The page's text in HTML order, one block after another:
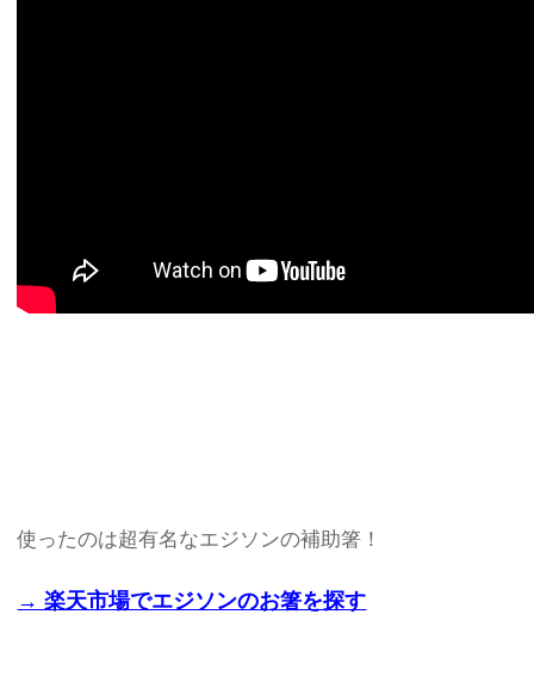
使ったのは超有名なエジソンの補助箸！
→ 楽天市場でエジソンのお箸を探す